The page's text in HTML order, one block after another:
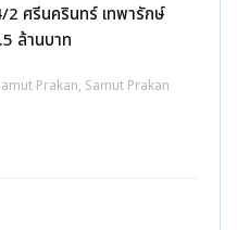
2 ศรีนครินทร์ เทพารักษ์
ล้านบาท
Prakan, Samut Prakan